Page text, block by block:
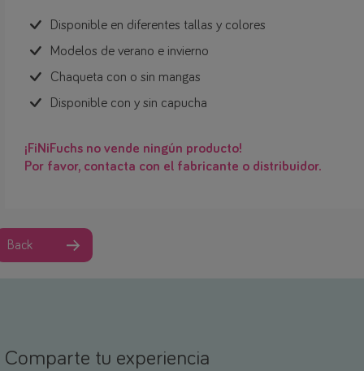
Disponible en diferentes tallas y colores
Modelos de verano e invierno
Chaqueta con o sin mangas
Disponible con y sin capucha
¡FiNiFuchs no vende ningún producto!
Por favor, contacta con el fabricante o distribuidor.
Back
Comparte tu experiencia